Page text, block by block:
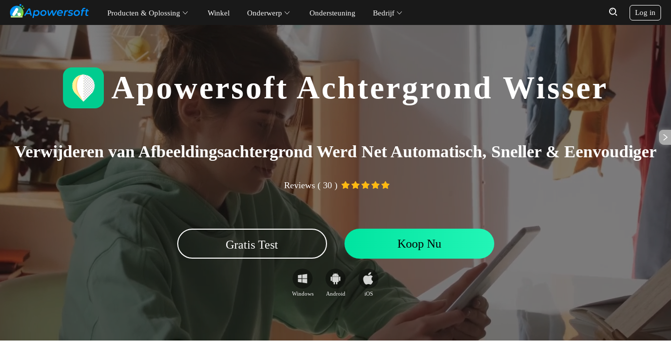
Producten & Oplossing Winkel Onderwerp Ondersteuning Bedrijf Log in
Apowersoft Achtergrond Wisser
Verwijderen van Afbeeldingsachtergrond Werd Net Automatisch, Sneller & Eenvoudiger
Reviews ( 30 )
Gratis Test Koop Nu
Windows Android iOS